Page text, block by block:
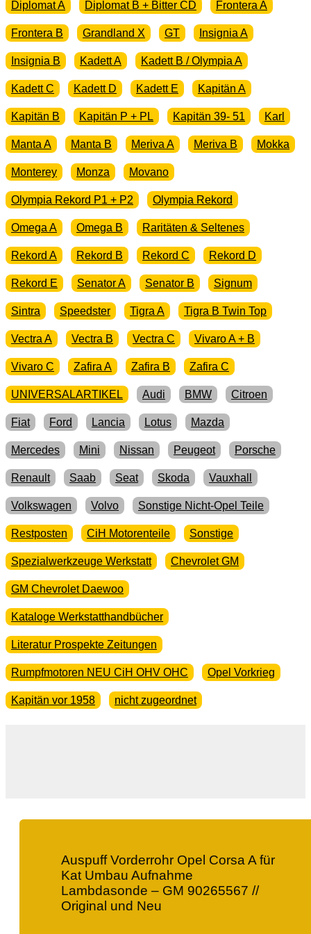
Diplomat A Diplomat B + Bitter CD Frontera A
Frontera B Grandland X GT Insignia A
Insignia B Kadett A Kadett B / Olympia A
Kadett C Kadett D Kadett E Kapitän A
Kapitän B Kapitän P + PL Kapitän 39- 51 Karl
Manta A Manta B Meriva A Meriva B Mokka
Monterey Monza Movano
Olympia Rekord P1 + P2 Olympia Rekord
Omega A Omega B Raritäten & Seltenes
Rekord A Rekord B Rekord C Rekord D
Rekord E Senator A Senator B Signum
Sintra Speedster Tigra A Tigra B Twin Top
Vectra A Vectra B Vectra C Vivaro A + B
Vivaro C Zafira A Zafira B Zafira C
UNIVERSALARTIKEL Audi BMW Citroen
Fiat Ford Lancia Lotus Mazda
Mercedes Mini Nissan Peugeot Porsche
Renault Saab Seat Skoda Vauxhall
Volkswagen Volvo Sonstige Nicht-Opel Teile
Restposten CiH Motorenteile Sonstige
Spezialwerkzeuge Werkstatt Chevrolet GM
GM Chevrolet Daewoo
Kataloge Werkstatthandbücher
Literatur Prospekte Zeitungen
Rumpfmotoren NEU CiH OHV OHC Opel Vorkrieg
Kapitän vor 1958 nicht zugeordnet
Auspuff Vorderrohr Opel Corsa A für
Kat Umbau Aufnahme
Lambdasonde – GM 90265567 //
Original und Neu